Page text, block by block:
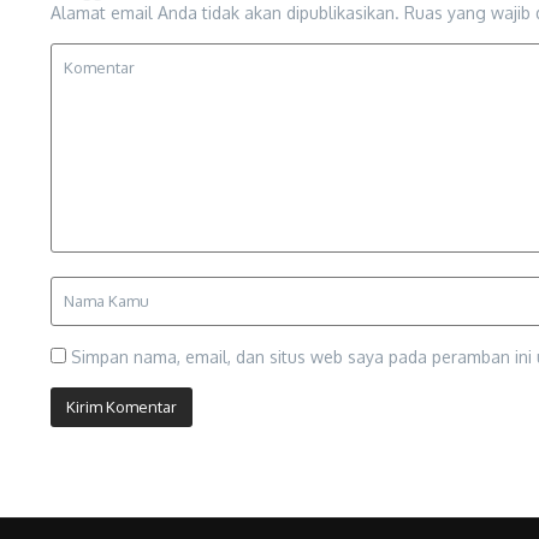
Alamat email Anda tidak akan dipublikasikan. Ruas yang wajib
Simpan nama, email, dan situs web saya pada peramban